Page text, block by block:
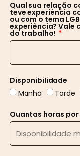
Qual sua relação
teve experiência
ou com o tema
experiência? Vale
do trabalho!
Disponibilidade
Manhã
Tarde
Quantas horas